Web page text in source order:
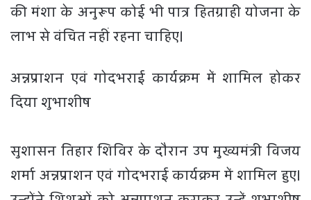
की मंशा के अनुरूप कोई भी पात्र हितग्राही योजना के
लाभ से वंचित नहीं रहना चाहिए।
अन्नप्राशन एवं गोदभराई कार्यक्रम में शामिल होकर
दिया शुभाशीष
सुशासन तिहार शिविर के दौरान उप मुख्यमंत्री विजय
शर्मा अन्नप्राशन एवं गोदभराई कार्यक्रम में शामिल हुए।